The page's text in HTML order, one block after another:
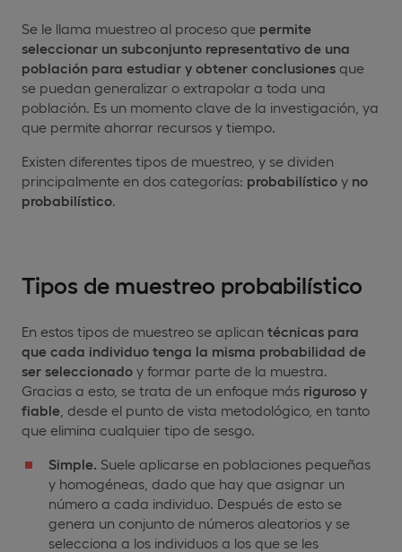
Se le llama muestreo al proceso que permite
seleccionar un subconjunto representativo de una
población para estudiar y obtener conclusiones que
se puedan generalizar o extrapolar a toda una
población. Es un momento clave de la investigación, ya
que permite ahorrar recursos y tiempo.
Existen diferentes tipos de muestreo, y se dividen
principalmente en dos categorías: probabilístico y no
probabilístico
Tipos de muestreo probabilístico
En estos tipos de muestreo se aplican técnicas para
que cada individuo tenga la misma probabilidad de
ser seleccionado y formar parte de la muestra.
Gracias a esto, se trata de un enfoque más riguroso y
fiable , desde el punto de vista metodológico, en tanto
que elimina cualquier tipo de sesgo.
Simple. Suele aplicarse en poblaciones pequeñas
y homogéneas, dado que hay que asignar un
número a cada individuo. Después de esto se
genera un conjunto de números aleatorios y se
selecciona a los individuos a los que se les